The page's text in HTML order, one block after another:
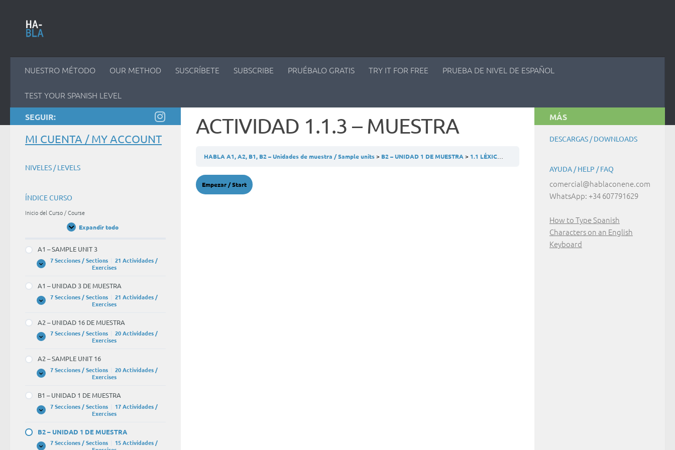
NUESTRO MÉTODO OUR METHOD SUSCRÍBETE SUBSCRIBE PRUÉBALO GRATIS TRY IT FOR FREE PRUEBA DE NIVEL DE ESPAÑOL
TEST YOUR SPANISH LEVEL
ACTIVIDAD 1.1.3 – MUESTRA
HABLA A1, A2, B1, B2 – Unidades de muestra / Sample units B2 – UNIDAD 1 DE MUESTRA 1.1 LÉXICO – MUESTRA
SEGUIR:
MI CUENTA / MY ACCOUNT
NIVELES / LEVELS
ÍNDICE CURSO
Inicio del Curso / Course
Expandir todo
Unidades
A1 – SAMPLE UNIT 3
Expandir
A1
UNIT
3
7 Secciones / Sections
21 Actividades /
Exercises
A1 – UNIDAD 3 DE MUESTRA
Expandir
A1
3
DE
MUESTRA
7 Secciones / Sections
21 Actividades /
Exercises
A2 – UNIDAD 16 DE MUESTRA
Expandir
A2
16
DE
MUESTRA
7 Secciones / Sections
20 Actividades /
Exercises
A2 – SAMPLE UNIT 16
Expandir
A2
UNIT
16
7 Secciones / Sections
20 Actividades /
Exercises
B1 – UNIDAD 1 DE MUESTRA
Expandir
B1
1
DE
MUESTRA
7 Secciones / Sections
17 Actividades /
Exercises
B2 – UNIDAD 1 DE MUESTRA
7 Secciones / Sections
15 Actividades /
MÁS
DESCARGAS / DOWNLOADS
AYUDA / HELP / FAQ
comercial@hablaconene.com
WhatsApp: +34 607791629
How to Type Spanish
Characters on an English
Keyboard